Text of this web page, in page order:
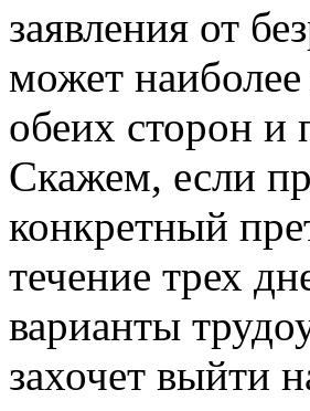
заявления от
может
обеих сторон
Скажем, если
конкретный
течение трех
варианты
захочет выйти